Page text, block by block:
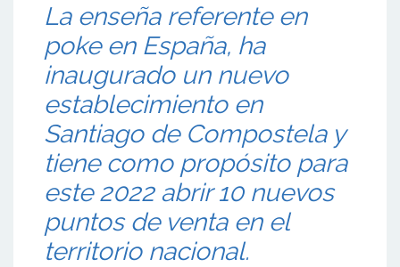
La enseña referente en
poke en España, ha
inaugurado un nuevo
establecimiento en
Santiago de Compostela y
tiene como propósito para
este 2022 abrir 10 nuevos
puntos de venta en el
territorio nacional.